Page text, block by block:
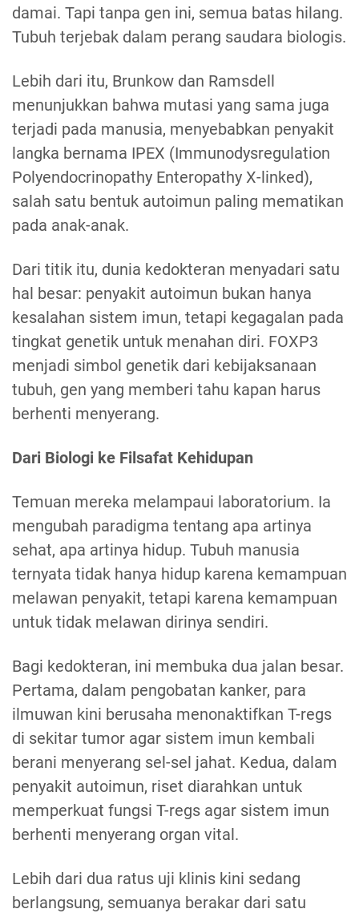
damai. Tapi tanpa gen ini, semua batas hilang.
Tubuh terjebak dalam perang saudara biologis.
Lebih dari itu, Brunkow dan Ramsdell
menunjukkan bahwa mutasi yang sama juga
terjadi pada manusia, menyebabkan penyakit
langka bernama IPEX (Immunodysregulation
Polyendocrinopathy Enteropathy X-linked),
salah satu bentuk autoimun paling mematikan
pada anak-anak.
Dari titik itu, dunia kedokteran menyadari satu
hal besar: penyakit autoimun bukan hanya
kesalahan sistem imun, tetapi kegagalan pada
tingkat genetik untuk menahan diri. FOXP3
menjadi simbol genetik dari kebijaksanaan
tubuh, gen yang memberi tahu kapan harus
berhenti menyerang.
Dari Biologi ke Filsafat Kehidupan
Temuan mereka melampaui laboratorium. Ia
mengubah paradigma tentang apa artinya
sehat, apa artinya hidup. Tubuh manusia
ternyata tidak hanya hidup karena kemampuan
melawan penyakit, tetapi karena kemampuan
untuk tidak melawan dirinya sendiri.
Bagi kedokteran, ini membuka dua jalan besar.
Pertama, dalam pengobatan kanker, para
ilmuwan kini berusaha menonaktifkan T-regs
di sekitar tumor agar sistem imun kembali
berani menyerang sel-sel jahat. Kedua, dalam
penyakit autoimun, riset diarahkan untuk
memperkuat fungsi T-regs agar sistem imun
berhenti menyerang organ vital.
Lebih dari dua ratus uji klinis kini sedang
berlangsung, semuanya berakar dari satu